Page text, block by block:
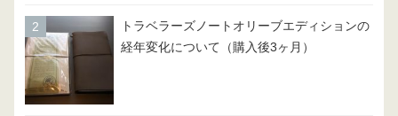
トラベラーズノートオリーブエディションの
経年変化について（購入後3ヶ月）